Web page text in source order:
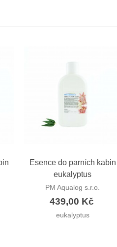
Rychlý náhled
Esence do parních kabin
eukalyptus
PM Aqualog s.r.o.
439,00 Kč
eukalyptus